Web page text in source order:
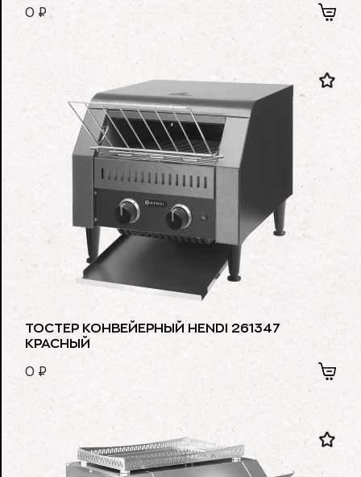
0 ₽
ТОСТЕР КОНВЕЙЕРНЫЙ HENDI 261347
КРАСНЫЙ
0 ₽